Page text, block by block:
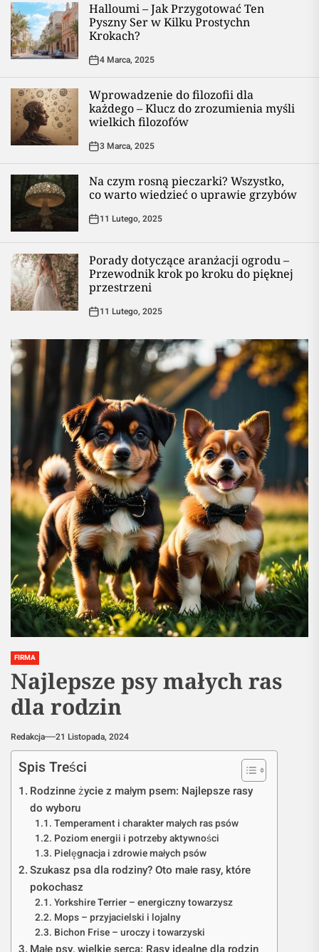
Halloumi – Jak Przygotować Ten
Pyszny Ser w Kilku Prostychn
Krokach?
4 Marca, 2025
Wprowadzenie do filozofii dla
każdego – Klucz do zrozumienia myśli
wielkich filozofów
3 Marca, 2025
Na czym rosną pieczarki? Wszystko,
co warto wiedzieć o uprawie grzybów
11 Lutego, 2025
Porady dotyczące aranżacji ogrodu –
Przewodnik krok po kroku do pięknej
przestrzeni
11 Lutego, 2025
FIRMA
Najlepsze psy małych ras
dla rodzin
Redakcja 21 Listopada, 2024
Spis Treści
Rodzinne życie z małym psem: Najlepsze rasy
do wyboru
Temperament i charakter małych ras psów
Poziom energii i potrzeby aktywności
Pielęgnacja i zdrowie małych psów
Szukasz psa dla rodziny? Oto małe rasy, które
pokochasz
Yorkshire Terrier – energiczny towarzysz
Mops – przyjacielski i lojalny
Bichon Frise – uroczy i towarzyski